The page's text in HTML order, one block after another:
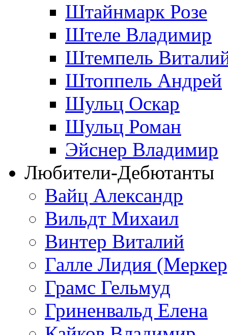
Штайнмарк Розe
Штеле Владимир
Штемпель
Штоппель Андрей
Шульц Оскар
Шульц Роман
Эйснер Владимир
Любители-Дебютанты
Вайц Александр
Вильдт Михаил
Винтер Виталий
Галле Лидия
Грамс Гельмуд
Гриненвальд Елена